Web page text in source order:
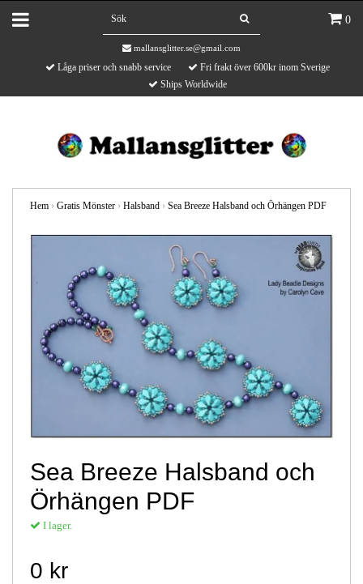
0
mallansglitter.se@gmail.com
Låga priser och snabb service
Fri frakt över 600kr inom Sverige
Ships Worldwide
Hem › Gratis Mönster › Halsband › Sea Breeze Halsband och Örhängen PDF
Sea Breeze Halsband och
Örhängen PDF
I lager.
0 kr